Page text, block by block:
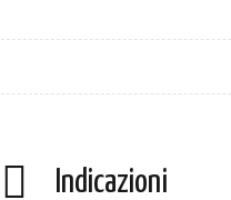
Indicazioni